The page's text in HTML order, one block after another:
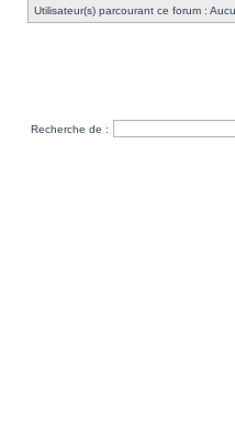
Utilisateur(s) parcourant ce forum :
Recherche de :